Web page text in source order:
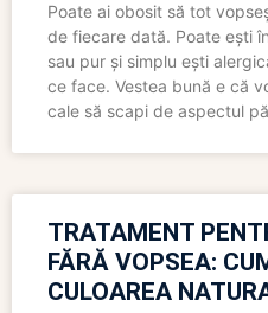
Poate ai obosit să tot
de fiecare dată. Poate ești
sau pur și simplu ești
ce face. Vestea bună e că
cale să scapi de aspectul
TRATAMENT
FĂRĂ VOPSEA:
CULOAREA